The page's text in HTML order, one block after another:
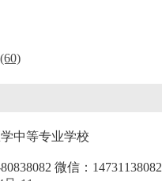
(60)
中等专业学校
微信：14731138082